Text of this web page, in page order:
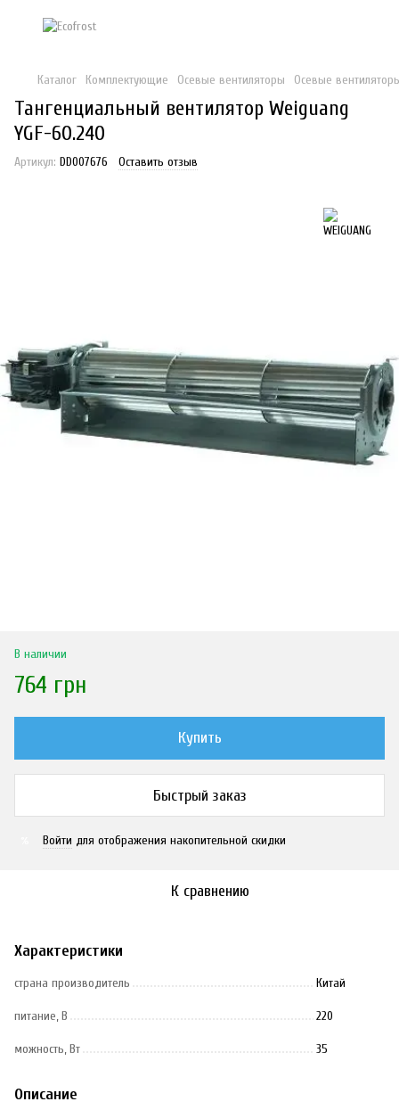
Каталог Комплектующие Осевые вентиляторы Осевые вентиляторы
Тангенциальный вентилятор Weiguang
YGF-60.240
Артикул: DD007676 Оставить отзыв
В наличии
764 грн
Купить
Быстрый заказ
Войти для отображения накопительной скидки
К сравнению
Характеристики
страна производитель Китай
питание, В 220
можность, Вт 35
Описание